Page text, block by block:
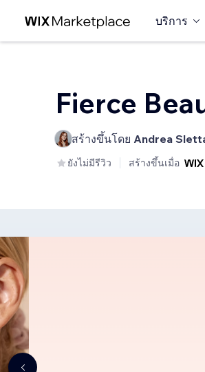
บริการ
Fierce
สร้างขึ้นโดย Andrea
ยังไม่มีรีวิว สร้างขึ้นเมื่อ